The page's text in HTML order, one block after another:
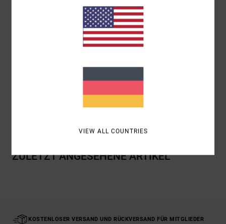
Baumwollstoff
6-Panel-Design
Geschwungener Snapback-Schirm
ZULETZT ANGESEHENE ARTIKEL
KOSTENLOSER VERSAND UND RÜCKVERSAND FÜR MITGLIEDER
VIEW ALL COUNTRIES